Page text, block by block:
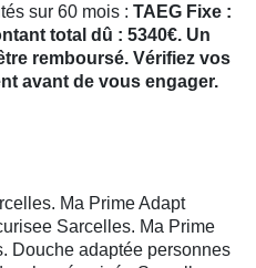
sur 60 mois : TAEG Fixe :
total dû : 5340€. Un
remboursé. Vérifiez vos
avant de vous engager.
Ma Prime Adapt
Sarcelles. Ma Prime
Douche adaptée personnes